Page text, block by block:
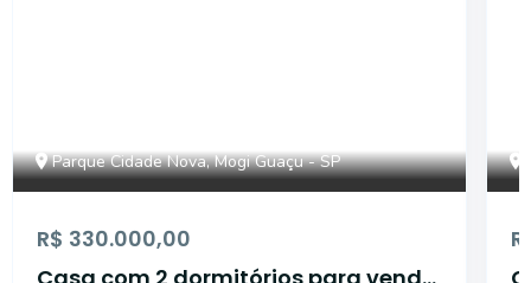
Parque Cidade Nova, Mogi Guaçu - SP
R$ 330.000,00